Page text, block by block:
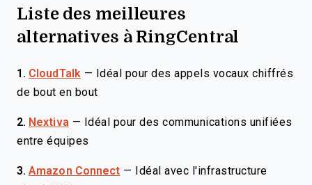
Liste des meilleures
alternatives à RingCentral
1. CloudTalk —
Idéal pour des appels vocaux chiffrés
de bout en bout
2. Nextiva —
Idéal pour des communications unifiées
entre équipes
3. Amazon Connect —
Idéal avec l'infrastructure